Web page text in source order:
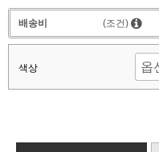
배송비 (조건)
색상